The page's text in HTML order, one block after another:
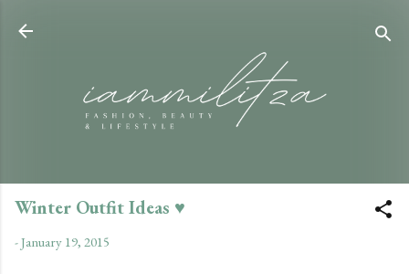
Winter Outfit Ideas ♥
-January 19, 2015